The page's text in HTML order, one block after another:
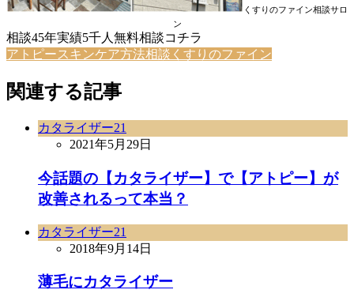
くすりのファイン相談サロ
ン
相談45年実績5千人無料相談コチラ
アトピースキンケア方法相談くすりのファイン
関連する記事
カタライザー21
2021年5月29日
今話題の【カタライザー】で【アトピー】が
改善されるって本当？
カタライザー21
2018年9月14日
薄毛にカタライザー